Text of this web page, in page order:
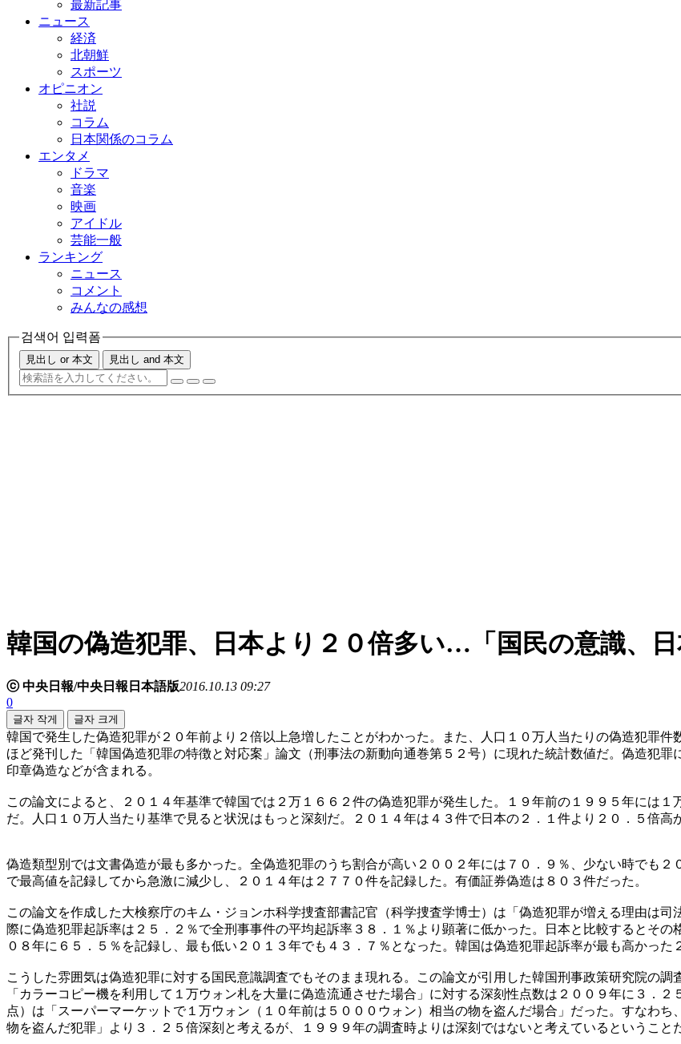
最新記事
ニュース
経済
北朝鮮
スポーツ
オピニオン
社説
コラム
日本関係のコラム
エンタメ
ドラマ
音楽
映画
アイドル
芸能一般
ランキング
ニュース
コメント
みんなの感想
검색어 입력폼
見出し or 本文 見出し and 本文
韓国の偽造犯罪、日本より２０倍多い…「国民の意識、日
ⓒ 中央日報/中央日報日本語版2016.10.13 09:27
0
글자 작게 글자 크게
韓国で発生した偽造犯罪が２０年前より２倍以上急増したことがわかった。また、人口１０万人当たりの偽造犯罪
ほど発刊した「韓国偽造犯罪の特徴と対応案」論文（刑事法の新動向通巻第５２号）に現れた統計数値だ。偽造
印章偽造などが含まれる。
この論文によると、２０１４年基準で韓国では２万１６６２件の偽造犯罪が発生した。１９年前の１９９５年には
だ。人口１０万人当たり基準で見ると状況はもっと深刻だ。２０１４年は４３件で日本の２．１件より２０．５倍高
偽造類型別では文書偽造が最も多かった。全偽造犯罪のうち割合が高い２００２年には７０．９％、少ない時でも
で最高値を記録してから急激に減少し、２０１４年は２７７０件を記録した。有価証券偽造は８０３件だった。
この論文を作成した大検察庁のキム・ジョンホ科学捜査部書記官（科学捜査学博士）は「偽造犯罪が増える理由は
際に偽造犯罪起訴率は２５．２％で全刑事事件の平均起訴率３８．１％より顕著に低かった。日本と比較するとそ
０８年に６５．５％を記録し、最も低い２０１３年でも４３．７％となった。韓国は偽造犯罪起訴率が最も高かった
こうした雰囲気は偽造犯罪に対する国民意識調査でもそのまま現れる。この論文が引用した韓国刑事政策研究院の
「カラーコピー機を利用して１万ウォン札を大量に偽造流通させた場合」に対する深刻性点数は２００９年に３．
点）は「スーパーマーケットで１万ウォン（１０年前は５０００ウォン）相当の物を盗んだ場合」だった。すなわ
物を盗んだ犯罪」より３．２５倍深刻と考えるが、１９９９年の調査時よりは深刻ではないと考えているということ